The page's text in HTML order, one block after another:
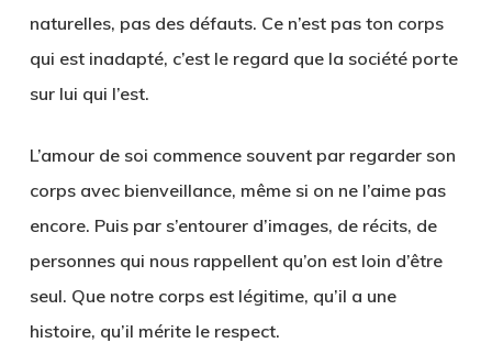
naturelles, pas des défauts. Ce n’est pas ton corps
qui est inadapté, c’est le regard que la société porte
sur lui qui l’est.
L’amour de soi commence souvent par regarder son
corps avec bienveillance, même si on ne l’aime pas
encore. Puis par s’entourer d’images, de récits, de
personnes qui nous rappellent qu’on est loin d’être
seul. Que notre corps est légitime, qu’il a une
histoire, qu’il mérite le respect.